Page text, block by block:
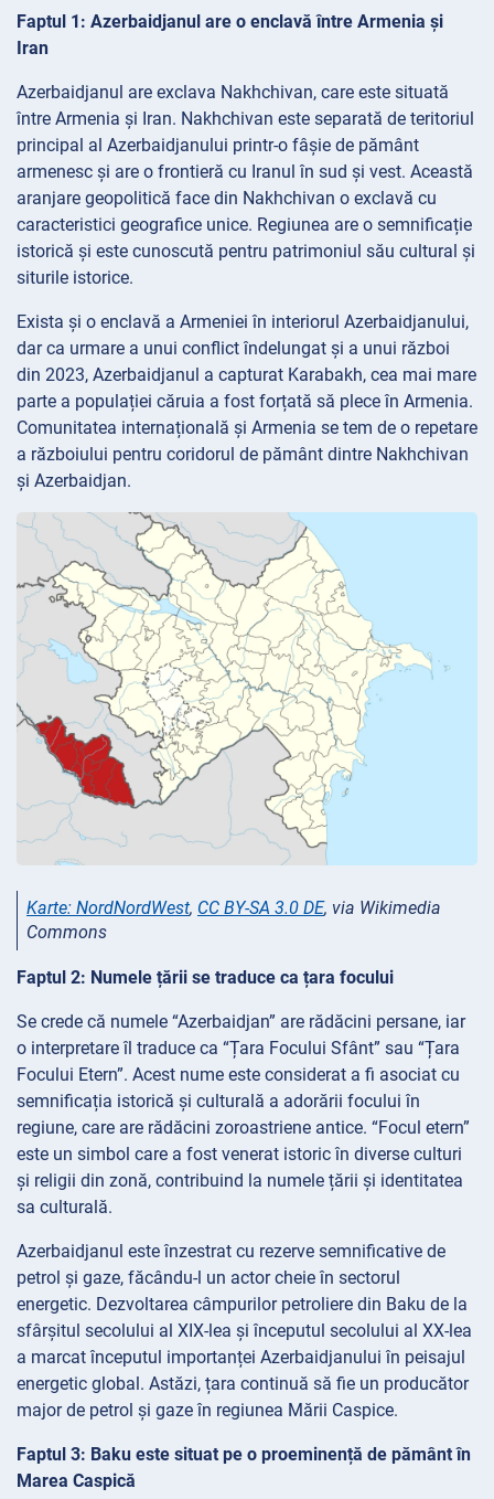
Faptul 1: Azerbaidjanul are o enclavă între Armenia și
Iran
Azerbaidjanul are exclava Nakhchivan, care este situată
între Armenia și Iran. Nakhchivan este separată de teritoriul
principal al Azerbaidjanului printr-o fâșie de pământ
armenesc și are o frontieră cu Iranul în sud și vest. Această
aranjare geopolitică face din Nakhchivan o exclavă cu
caracteristici geografice unice. Regiunea are o semnificație
istorică și este cunoscută pentru patrimoniul său cultural și
siturile istorice.
Exista și o enclavă a Armeniei în interiorul Azerbaidjanului,
dar ca urmare a unui conflict îndelungat și a unui război
din 2023, Azerbaidjanul a capturat Karabakh, cea mai mare
parte a populației căruia a fost forțată să plece în Armenia.
Comunitatea internațională și Armenia se tem de o repetare
a războiului pentru coridorul de pământ dintre Nakhchivan
și Azerbaidjan.
Karte: NordNordWest, CC BY-SA 3.0 DE, via Wikimedia
Commons
Faptul 2: Numele țării se traduce ca țara focului
Se crede că numele “Azerbaidjan” are rădăcini persane, iar
o interpretare îl traduce ca “Țara Focului Sfânt” sau “Țara
Focului Etern”. Acest nume este considerat a fi asociat cu
semnificația istorică și culturală a adorării focului în
regiune, care are rădăcini zoroastriene antice. “Focul etern”
este un simbol care a fost venerat istoric în diverse culturi
și religii din zonă, contribuind la numele țării și identitatea
sa culturală.
Azerbaidjanul este înzestrat cu rezerve semnificative de
petrol și gaze, făcându-l un actor cheie în sectorul
energetic. Dezvoltarea câmpurilor petroliere din Baku de la
sfârșitul secolului al XIX-lea și începutul secolului al XX-lea
a marcat începutul importanței Azerbaidjanului în peisajul
energetic global. Astăzi, țara continuă să fie un producător
major de petrol și gaze în regiunea Mării Caspice.
Faptul 3: Baku este situat pe o proeminență de pământ în
Marea Caspică